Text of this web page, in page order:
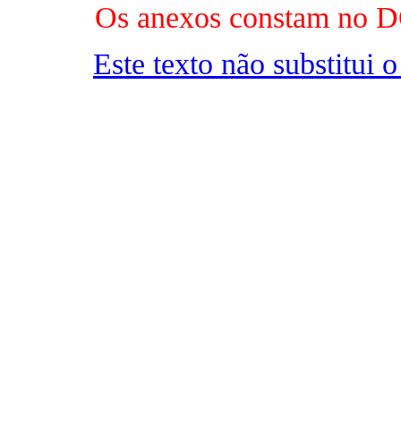
Os anexos constam no
Este texto não substitui